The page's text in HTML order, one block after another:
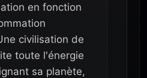
en fonction
civilisation de
toute l'énergie
sa planète,